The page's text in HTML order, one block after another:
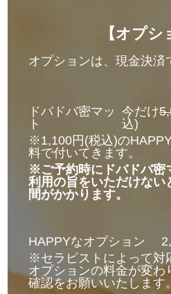
【オプシ
オプションは、現金決済
ドバドバ密マッ
ト
今だけ
込)
※1,100円(税込)の
料で付いてきます。
※ご予約時にドバドバ密
利用の旨をいただけない
間がかかります。
HAPPYなオプション
※セラピストによって対
オプションの料金が変わ
確認をお願いいたします。